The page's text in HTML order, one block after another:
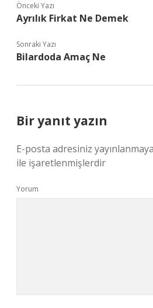
Önceki Yazı
Ayrılık Firkat Ne Demek
Sonraki Yazı
Bilardoda Amaç Ne
Bir yanıt yazın
E-posta adresiniz
ile işaretlenmişlerdir
Yorum